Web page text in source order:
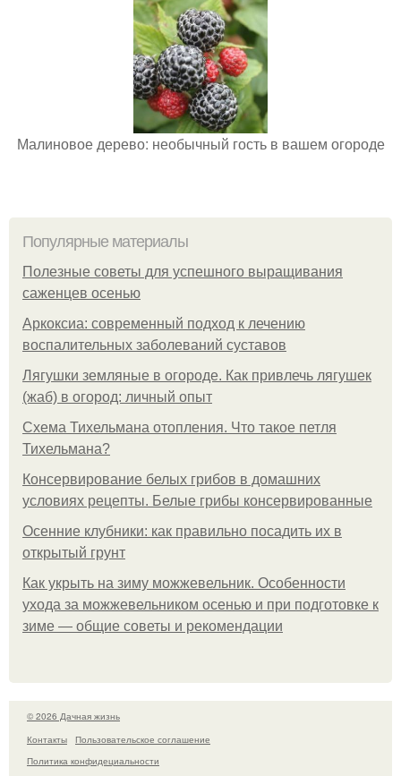
Малиновое дерево: необычный гость в вашем огороде
Популярные материалы
Полезные советы для успешного выращивания
саженцев осенью
Аркоксиа: современный подход к лечению
воспалительных заболеваний суставов
Лягушки земляные в огороде. Как привлечь лягушек
(жаб) в огород: личный опыт
Схема Тихельмана отопления. Что такое петля
Тихельмана?
Консервирование белых грибов в домашних
условиях рецепты. Белые грибы консервированные
Осенние клубники: как правильно посадить их в
открытый грунт
Как укрыть на зиму можжевельник. Особенности
ухода за можжевельником осенью и при подготовке к
зиме — общие советы и рекомендации
© 2026 Дачная жизнь
Контакты
Пользовательское соглашение
Политика конфидециальности